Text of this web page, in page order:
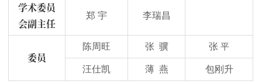
学术委员
会副主任
郑 宇 李瑞昌
委员
陈周旺 张 骥 张平
汪仕凯 薄 燕 包刚升